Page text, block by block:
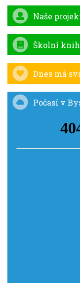
Naše
Školní
Dnes má
Počasí v